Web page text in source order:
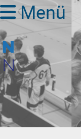
Menü